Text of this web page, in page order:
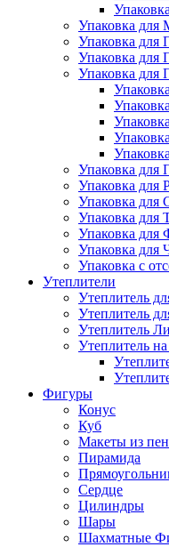
Упаковка для
Упаковка для
Упаковка для
Упаковка для
Упаковка для
Упаковка для
Упаковка для
Упаковка для
Упаковка для
Упаковка для
Упаковка с
Утеплители
Утеплитель
Утеплитель
Утеплитель
Утеплитель
Фигуры
Конус
Куб
Макеты из
Пирамида
Сердце
Цилиндры
Шары
Шахматные